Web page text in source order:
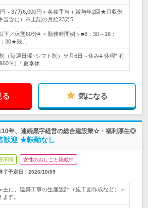
～37万6,000円＋各種手当＋賞与年2回★月収例
当含む）※上記の月給23万5…
下／休憩60分# ＜勤務時間例＞■8：30～16：
30★残…
（毎週日曜+シフト制）※月6日～休み# 休暇* 有
60％）* 夏季休…
る 気になる
年、連続黒字経営の総合建設業☆・福利厚生◎
歓迎 ★転勤なし
不問 女性のおしごと掲載中
了予定日： 2026/10/05
主に、建築工事の生産設計（施工図作成など）＞
す。